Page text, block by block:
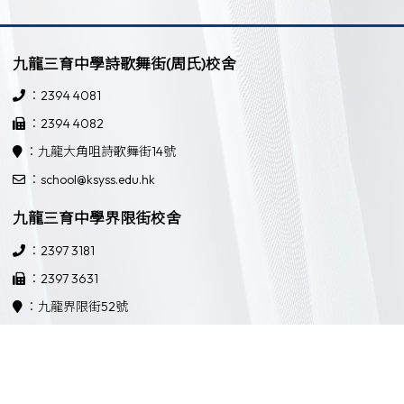
九龍三育中學詩歌舞街(周氏)校舍
：2394 4081
：2394 4082
：九龍大角咀詩歌舞街14號
：school@ksyss.edu.hk
九龍三育中學界限街校舍
：2397 3181
：2397 3631
：九龍界限街52號